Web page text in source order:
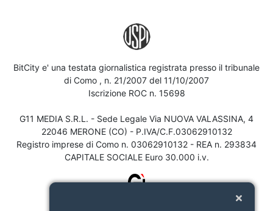
BitCity e' una testata giornalistica registrata presso il tribunale
di Como , n. 21/2007 del 11/10/2007
Iscrizione ROC n. 15698
G11 MEDIA S.R.L. - Sede Legale Via NUOVA VALASSINA, 4
22046 MERONE (CO) - P.IVA/C.F.03062910132
Registro imprese di Como n. 03062910132 - REA n. 293834
CAPITALE SOCIALE Euro 30.000 i.v.